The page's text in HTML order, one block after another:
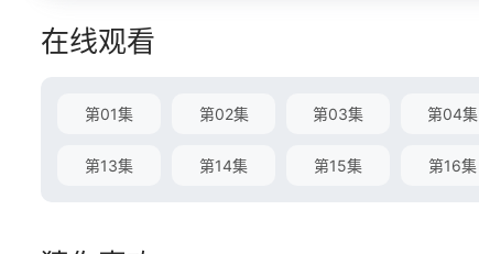
在线观看
第01集 第02集 第03集 第04集
第13集 第14集 第15集 第16集